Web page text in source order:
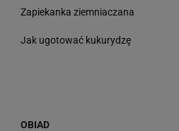
Zapiekanka ziemniaczana
Jak ugotować kukurydzę
OBIAD